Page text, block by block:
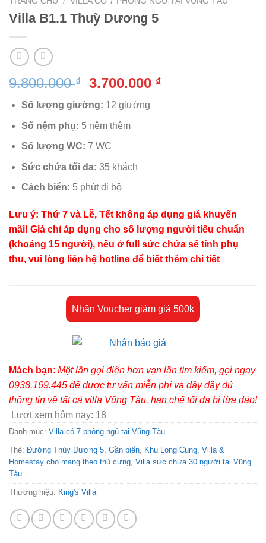
Villa B1.1 Thuỳ Dương 5
9.800.000₫
Giá
là:
9.800.000 ₫.
3.700.000 ₫Giá
Số lượng giường: 12 giường
Số nệm phụ: 5 nệm thêm
Số lượng WC: 7 WC
Sức chứa tối đa: 35 khách
Cách biển: 5 phút đi bộ
Lưu ý: Thứ 7 và Lễ, Tết không áp dụng giá khuyến
mãi! Giá chỉ áp dụng cho số lượng người tiêu chuẩn
(khoảng 15 người), nếu ở full sức chứa sẽ tính phụ
thu, vui lòng liên hệ hotline để biết thêm chi tiết
Nhận Voucher giảm giá 500k
Mách bạn: Một lần gọi điện hơn vạn lần tìm kiếm, gọi ngay
0938.169.445 để được tư vấn miễn phí và đầy đầy đủ
thông tin về tất cả villa Vũng Tàu, hạn chế tối đa bị lừa đảo!
Lượt xem hôm nay: 18
Danh mục: Villa có 7 phòng ngủ tại Vũng Tàu
Thẻ: Đường Thùy Dương 5, Gần biển, Khu Long Cung, Villa &
Homestay cho mang theo thú cưng, Villa sức chứa 30 người tại Vũng
Tàu
Thương hiệu: King's Villa